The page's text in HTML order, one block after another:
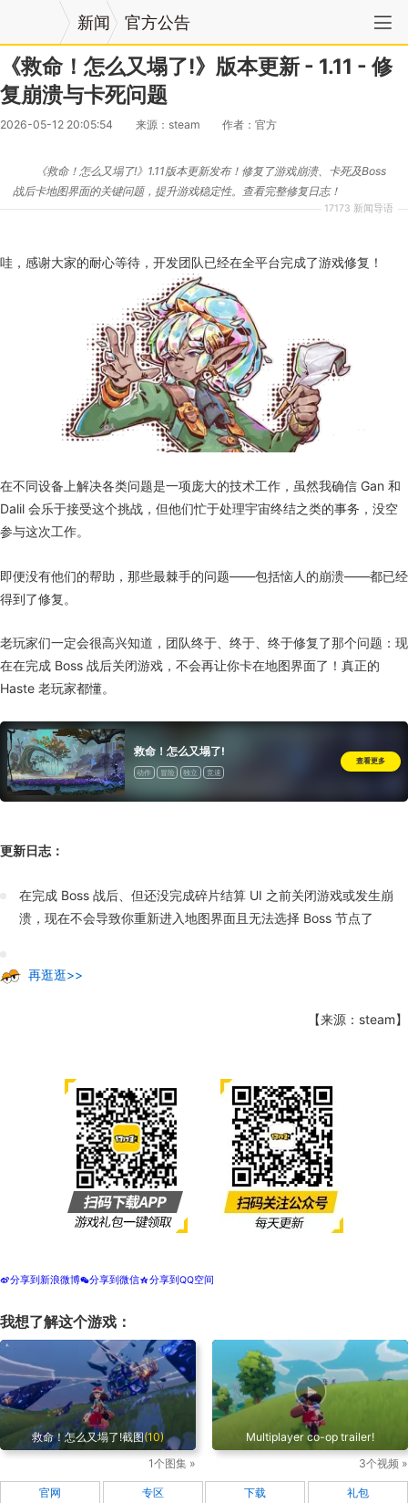
新闻 官方公告
《救命！怎么又塌了!》版本更新 - 1.11 - 修
复崩溃与卡死问题
2026-05-12 20:05:54 来源：steam 作者：官方
17173 新闻导语
《救命！怎么又塌了!》1.11版本更新发布！修复了游戏崩溃、卡死及Boss
战后卡地图界面的关键问题，提升游戏稳定性。查看完整修复日志！
哇，感谢大家的耐心等待，开发团队已经在全平台完成了游戏修复！
在不同设备上解决各类问题是一项庞大的技术工作，虽然我确信 Gan 和
Dalil 会乐于接受这个挑战，但他们忙于处理宇宙终结之类的事务，没空
参与这次工作。
即便没有他们的帮助，那些最棘手的问题——包括恼人的崩溃——都已经
得到了修复。
老玩家们一定会很高兴知道，团队终于、终于、终于修复了那个问题：现
在在完成 Boss 战后关闭游戏，不会再让你卡在地图界面了！真正的
Haste 老玩家都懂。
救命！怎么又塌了!
动作 冒险 独立 竞速
查看更多
更新日志：
在完成 Boss 战后、但还没完成碎片结算 UI 之前关闭游戏或发生崩
溃，现在不会导致你重新进入地图界面且无法选择 Boss 节点了
再逛逛>>
【来源：steam】
t分享到新浪微博w分享到微信z分享到QQ空间
我想了解这个游戏：
救命！怎么又塌了!截图(10)
1个图集 »
Multiplayer co-op trailer!
3个视频 »
官网 专区 下载 礼包